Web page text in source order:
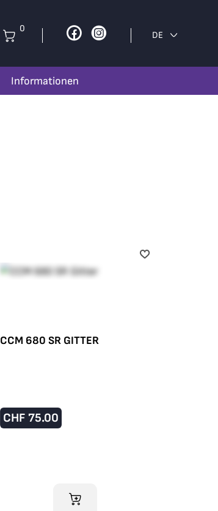
Informationen
0 Facebook
Instagram
DE
CCM 680 SR GITTER
CHF 75.00
IM WARENKORB